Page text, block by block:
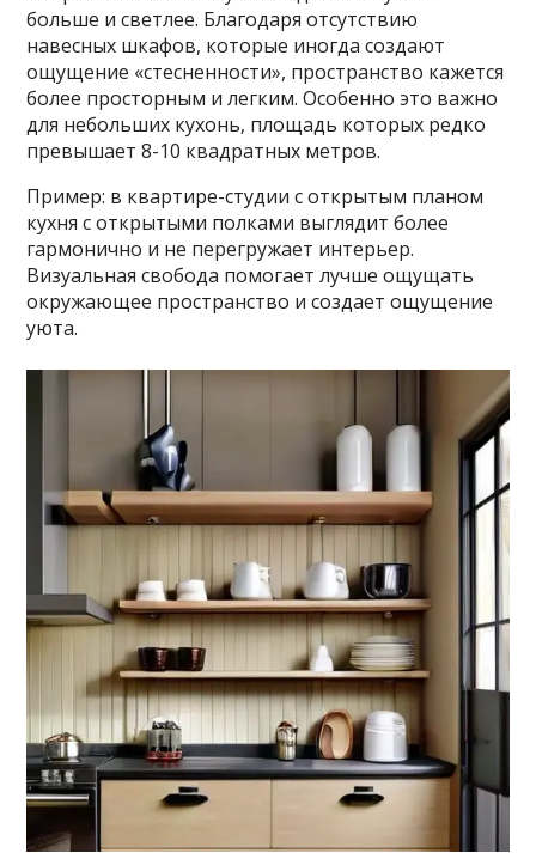
больше и светлее. Благодаря отсутствию
навесных шкафов, которые иногда создают
ощущение «стесненности», пространство кажется
более просторным и легким. Особенно это важно
для небольших кухонь, площадь которых редко
превышает 8-10 квадратных метров.
Пример: в квартире-студии с открытым планом
кухня с открытыми полками выглядит более
гармонично и не перегружает интерьер.
Визуальная свобода помогает лучше ощущать
окружающее пространство и создает ощущение
уюта.